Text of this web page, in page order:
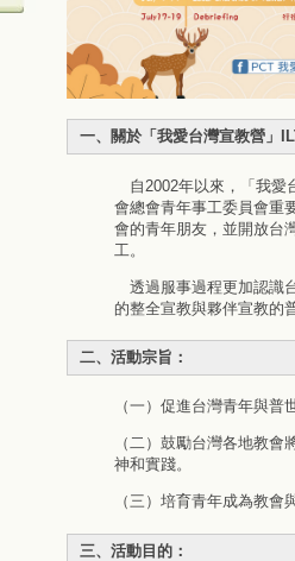
一、關於「我愛台灣宣教營」
自2002年以來，「我愛
會總會青年事工委員會重
會的青年朋友，並開放台
工。
透過服事過程更加認識
的整全宣教與夥伴宣教的
二、活動宗旨：
（一）促進台灣青年與
（二）鼓勵台灣各地教
神和實踐。
（三）培育青年成為教會
三、活動目的：